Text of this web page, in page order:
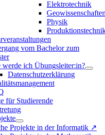
Elektrotechnik
Physik
vom Bachelor zum
werde ich Übungsleiter:in?
Datenschutzerklärung
für Studierende
Projekte in der Informatik ↗